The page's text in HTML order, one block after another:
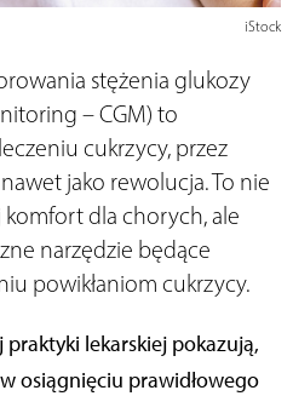
iStock
stężenia glukozy
– CGM) to
cukrzycy, przez
jako rewolucja. To nie
dla chorych, ale
narzędzie będące
powikłaniom cukrzycy.
lekarskiej pokazują,
osiągnięciu prawidłowego